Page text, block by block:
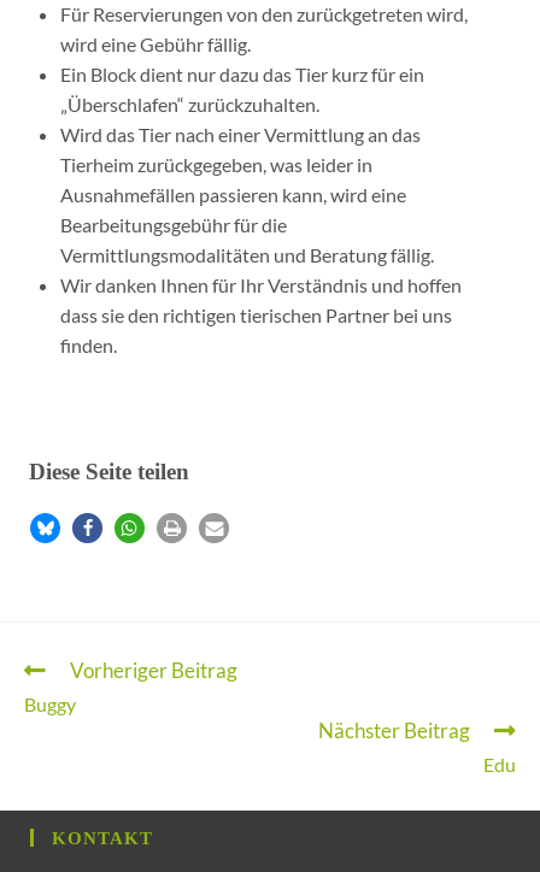
Für Reservierungen von den zurückgetreten wird,
wird eine Gebühr fällig.
Ein Block dient nur dazu das Tier kurz für ein
„Überschlafen“ zurückzuhalten.
Wird das Tier nach einer Vermittlung an das
Tierheim zurückgegeben, was leider in
Ausnahmefällen passieren kann, wird eine
Bearbeitungsgebühr für die
Vermittlungsmodalitäten und Beratung fällig.
Wir danken Ihnen für Ihr Verständnis und hoffen
dass sie den richtigen tierischen Partner bei uns
finden.
Diese Seite teilen
Vorheriger Beitrag
Buggy
Nächster Beitrag
Edu
KONTAKT